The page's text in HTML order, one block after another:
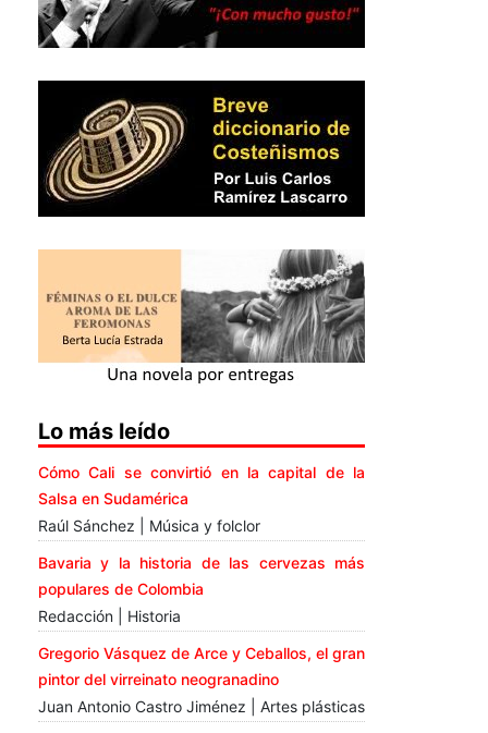
Lo más leído
Cómo Cali se convirtió en la capital de la
Salsa en Sudamérica
Raúl Sánchez | Música y folclor
Bavaria y la historia de las cervezas más
populares de Colombia
Redacción | Historia
Gregorio Vásquez de Arce y Ceballos, el gran
pintor del virreinato neogranadino
Juan Antonio Castro Jiménez | Artes plásticas